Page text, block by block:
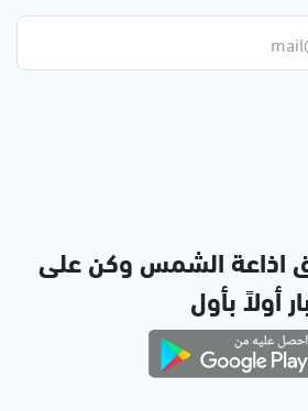
اذاعة الشمس وكن على
أولاً بأول